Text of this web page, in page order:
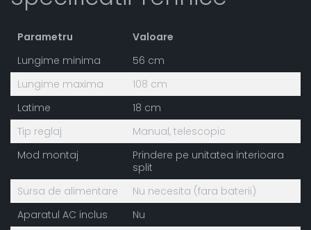
Parametru
Valoare
Lungime minima
56 cm
Lungime maxima
108 cm
Latime
18 cm
Tip reglaj
Manual, telescopic
Mod montaj
Prindere pe unitatea interioara
split
Sursa de alimentare
Nu necesita (fara baterii)
Aparatul AC inclus
Nu